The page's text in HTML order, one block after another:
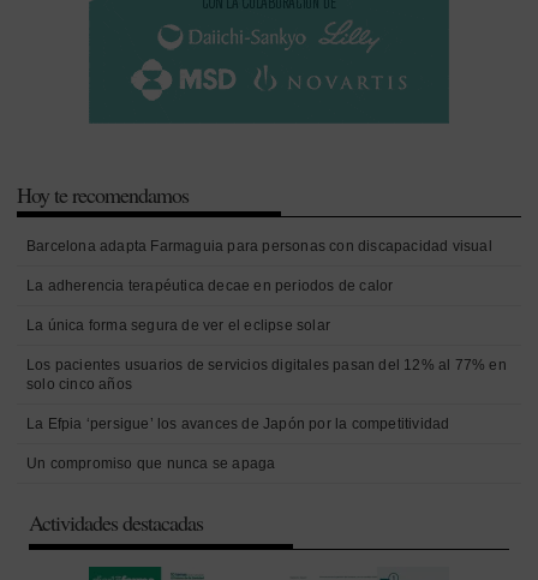
Hoy te recomendamos
Barcelona adapta Farmaguia para personas con discapacidad visual
La adherencia terapéutica decae en periodos de calor
La única forma segura de ver el eclipse solar
Los pacientes usuarios de servicios digitales pasan del 12% al 77% en
solo cinco años
La Efpia ‘persigue’ los avances de Japón por la competitividad
Un compromiso que nunca se apaga
Actividades destacadas